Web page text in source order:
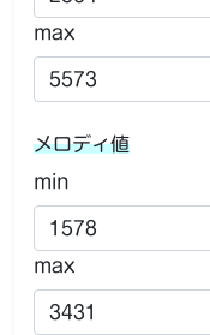
max
メロディ値
min
max